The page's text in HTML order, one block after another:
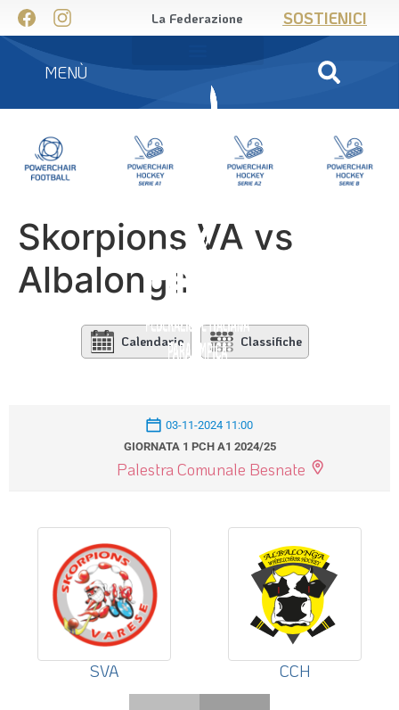
La Federazione SOSTIENICI
MENÙ
Skorpions VA vs
Albalonga
Calendario Classifiche
03-11-2024 11:00
GIORNATA 1 PCH A1 2024/25
Palestra Comunale Besnate
SVA CCH